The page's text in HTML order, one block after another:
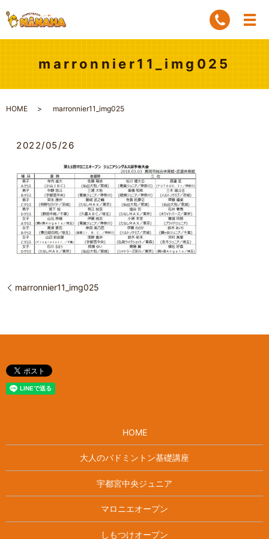
marronnier11_img025
HOME marronnier11_img025
2022/05/26
marronnier11_img025
HOME
大人のバドミントン基礎講座
宇都宮中央ジュニア
マロニエオープン
しもつけオープン